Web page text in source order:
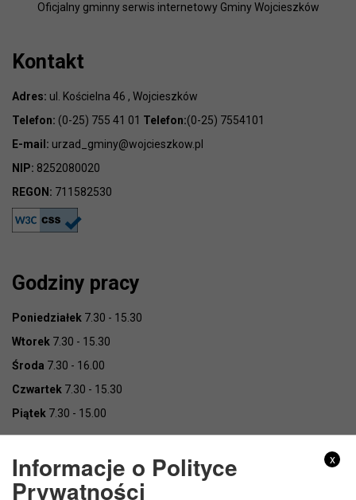
Oficjalny gminny serwis internetowy Gminy Wojcieszków
Kontakt
Adres: ul. Kościelna 46 , Wojcieszków
Telefon: (0-25) 755 41 01 Telefon:(0-25) 7554101
E-mail: urzad_gminy@wojcieszkow.pl
NIP: 8252080020
REGON: 711582530
Godziny pracy
Poniedziałek 7.30 - 15.30
Wtorek 7.30 - 15.30
Środa 7.30 - 16.00
Czwartek 7.30 - 15.30
Piątek 7.30 - 15.00
x
Informacje o Polityce
Prywatności